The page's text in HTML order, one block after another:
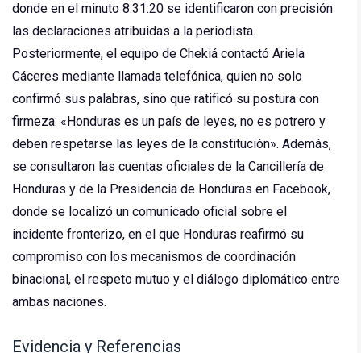
donde en el minuto 8:31:20 se identificaron con precisión
las declaraciones atribuidas a la periodista.
Posteriormente, el equipo de Chekiá contactó Ariela
Cáceres mediante llamada telefónica, quien no solo
confirmó sus palabras, sino que ratificó su postura con
firmeza: «Honduras es un país de leyes, no es potrero y
deben respetarse las leyes de la constitución». Además,
se consultaron las cuentas oficiales de la Cancillería de
Honduras y de la Presidencia de Honduras en Facebook,
donde se localizó un comunicado oficial sobre el
incidente fronterizo, en el que Honduras reafirmó su
compromiso con los mecanismos de coordinación
binacional, el respeto mutuo y el diálogo diplomático entre
ambas naciones.
Evidencia y Referencias